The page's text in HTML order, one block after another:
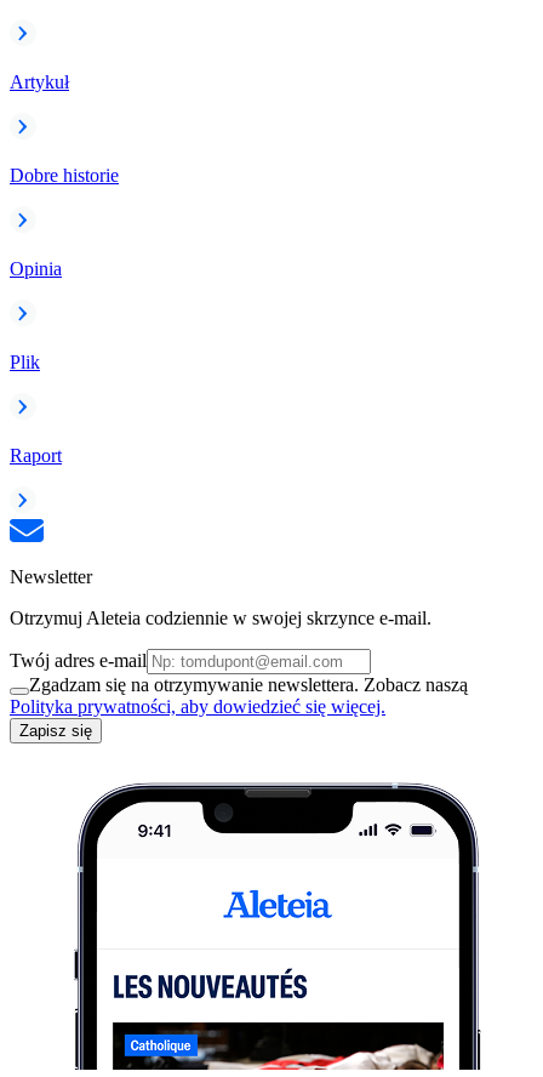
Artykuł
Dobre historie
Opinia
Plik
Raport
Newsletter
Otrzymuj Aleteia codziennie w swojej skrzynce e-mail.
Twój adres e-mail
Zgadzam się na otrzymywanie newslettera. Zobacz naszą
Polityka prywatności, aby dowiedzieć się więcej.
Zapisz się